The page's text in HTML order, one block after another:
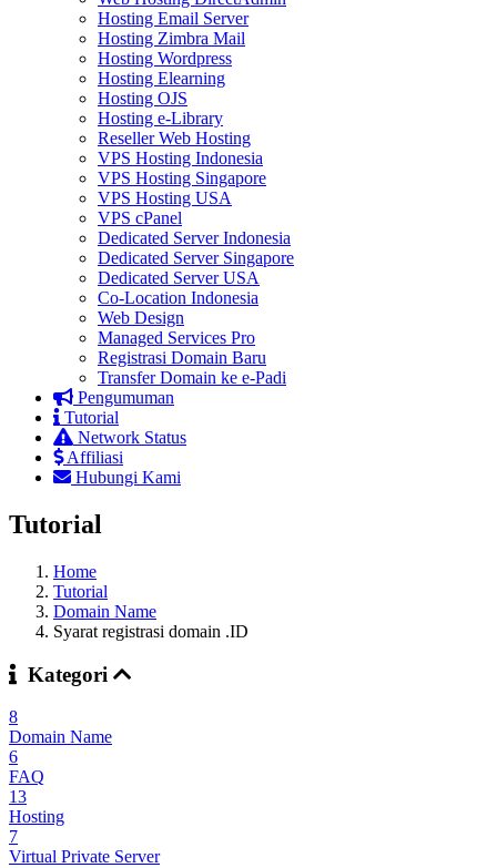
Hosting Email Server
Hosting Zimbra Mail
Hosting Wordpress
Hosting Elearning
Hosting OJS
Hosting e-Library
Reseller Web Hosting
VPS Hosting Indonesia
VPS Hosting Singapore
VPS Hosting USA
VPS cPanel
Dedicated Server Indonesia
Dedicated Server Singapore
Dedicated Server USA
Co-Location Indonesia
Web Design
Managed Services Pro
Registrasi Domain Baru
Transfer Domain ke e-Padi
Pengumuman
Tutorial
Network Status
Affiliasi
Hubungi Kami
Tutorial
Home
Tutorial
Domain Name
Syarat registrasi domain .ID
Kategori
8
Domain Name
6
FAQ
13
Hosting
7
Virtual Private Server